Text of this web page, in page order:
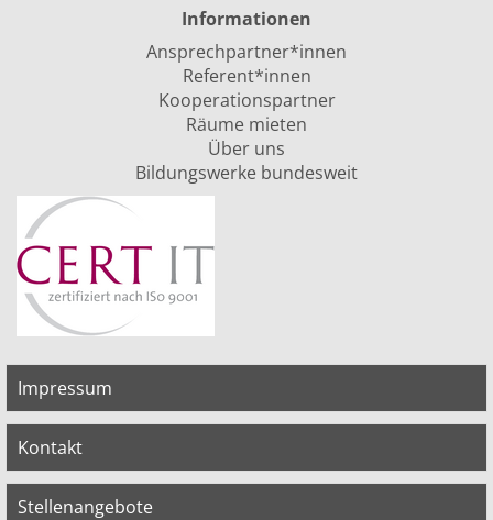
Informationen
Ansprechpartner*innen
Referent*innen
Kooperationspartner
Räume mieten
Über uns
Bildungswerke bundesweit
Impressum
Kontakt
Stellenangebote